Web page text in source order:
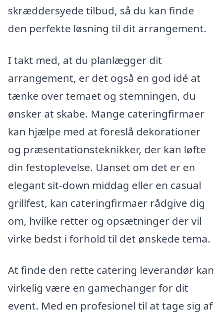
skræddersyede tilbud, så du kan finde
den perfekte løsning til dit arrangement.
I takt med, at du planlægger dit
arrangement, er det også en god idé at
tænke over temaet og stemningen, du
ønsker at skabe. Mange cateringfirmaer
kan hjælpe med at foreslå dekorationer
og præsentationsteknikker, der kan løfte
din festoplevelse. Uanset om det er en
elegant sit-down middag eller en casual
grillfest, kan cateringfirmaer rådgive dig
om, hvilke retter og opsætninger der vil
virke bedst i forhold til det ønskede tema.
At finde den rette catering leverandør kan
virkelig være en gamechanger for dit
event. Med en profesionel til at tage sig af